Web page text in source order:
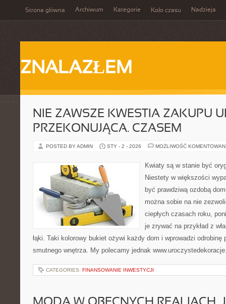
Strona główna Archiwum Kategorie Koło czasu Nadzieja
ZNALAZŁEM
NIE ZAWSZE KWESTIA ZAKUPU
PRZEKONUJĄCA. CZASEM
POSTED BY ADMIN STY - 2 - 2026 MOŻLIWOŚĆ
Kwiaty są w stanie być
Niestety w większości
być prawdziwą ozdobą
można sobie na nie
ciepłych czasach roku,
je zrywać na przykład z
łąki. Taki kolorowy bukiet ożywi każdy dom i wprowadzi odrobinę
smutnego wnętrza. My polecamy jednak
CATEGORIES: FINANSOWANIE INWESTYCJI